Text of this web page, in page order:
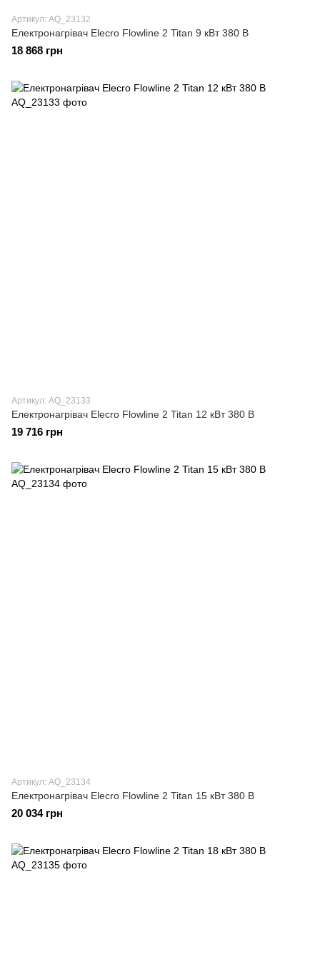
Артикул: AQ_23132
Електронагрівач Elecro Flowline 2 Titan 9 кВт 380 В
18 868 грн
Артикул: AQ_23133
Електронагрівач Elecro Flowline 2 Titan 12 кВт 380 В
19 716 грн
Артикул: AQ_23134
Електронагрівач Elecro Flowline 2 Titan 15 кВт 380 В
20 034 грн